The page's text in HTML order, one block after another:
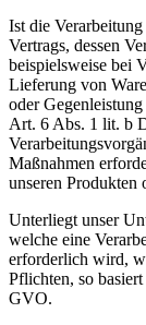
Ist die
Vertrags, dessen
beispielsweise bei
Lieferung von
oder
Art. 6 Abs. 1 lit. b
Maßnahmen
unseren Produkten
Unterliegt unser
welche eine
erforderlich wird,
Pflichten, so
GVO.